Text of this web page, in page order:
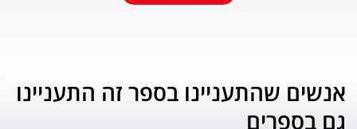
אנשים שהתעניינו בספר זה התעניינו
גם בספרים